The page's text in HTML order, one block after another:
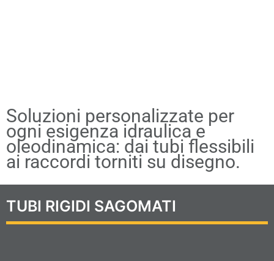
Soluzioni personalizzate per
ogni esigenza idraulica e
oleodinamica: dai tubi flessibili
ai raccordi torniti su disegno.
TUBI RIGIDI SAGOMATI